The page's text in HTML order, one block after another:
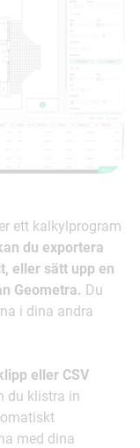
ett kalkylprogram
du exportera
eller sätt upp en
Geometra. Du
i dina andra
eller CSV
du klistra in
med dina